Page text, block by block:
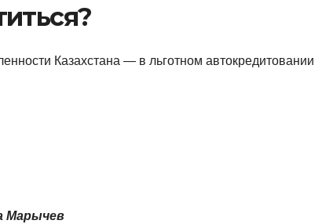
Казахстана — в льготном автокредитовании
Марычев